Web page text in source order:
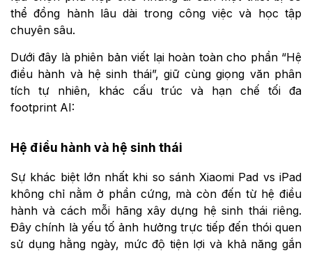
thể đồng hành lâu dài trong công việc và học tập
chuyên sâu.
Dưới đây là phiên bản viết lại hoàn toàn cho phần “Hệ
điều hành và hệ sinh thái”, giữ cùng giọng văn phân
tích tự nhiên, khác cấu trúc và hạn chế tối đa
footprint AI:
Hệ điều hành và hệ sinh thái
Sự khác biệt lớn nhất khi so sánh Xiaomi Pad vs iPad
không chỉ nằm ở phần cứng, mà còn đến từ hệ điều
hành và cách mỗi hãng xây dựng hệ sinh thái riêng.
Đây chính là yếu tố ảnh hưởng trực tiếp đến thói quen
sử dụng hằng ngày, mức độ tiện lợi và khả năng gắn